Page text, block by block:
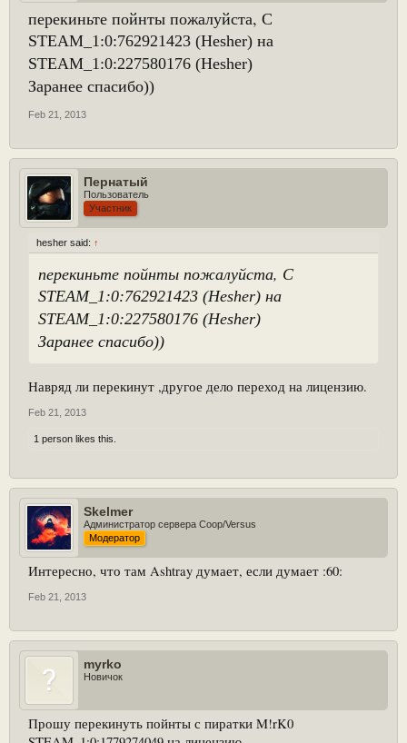
перекиньте пойнты пожалуйста, С
STEAM_1:0:762921423 (Hesher) на
STEAM _1:0:227580176 (Hesher)
Заранее спасибо))
Feb 21, 2013
Пернатый
Пользователь
Участник
hesher said: ↑
перекиньте пойнты пожалуйста, С
STEAM_1:0:762921423 (Hesher) на
STEAM_1:0:227580176 (Hesher)
Заранее спасибо))
Навряд ли перекинут ,другое дело переход на лицензию.
Feb 21, 2013
1 person likes this.
Skelmer
Администратор сервера Coop/Versus
Модератор
Интересно, что там Ashtray думает, если думает :60:
Feb 21, 2013
myrko
Новичок
Прошу перекинуть пойнты с пиратки M!rK0